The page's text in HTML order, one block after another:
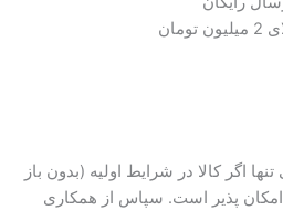
اگر کالا در شرایط اولیه (بدون باز
پذیر است. سپاس از همکاری